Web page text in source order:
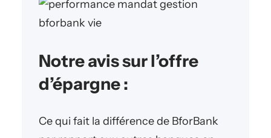
Notre avis sur l’offre
d’épargne :
Ce qui fait la différence de BforBank